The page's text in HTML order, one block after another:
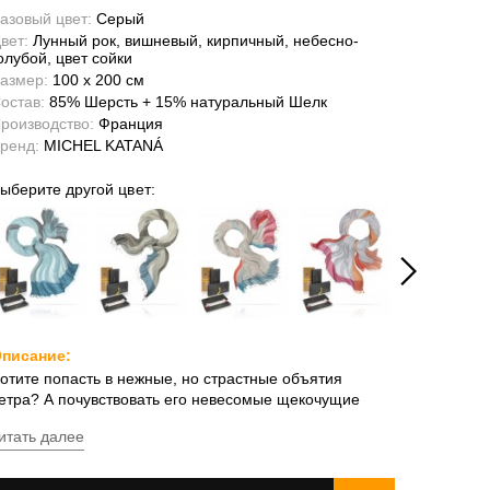
цвет: Серый
Лунный рок, вишневый, кирпичный, небесно-
цвет сойки
100 x 200 см
85% Шерсть + 15% натуральный Шелк
Франция
MICHEL KATANÁ
другой цвет:
попасть в нежные, но страстные объятия
А почувствовать его невесомые щекочущие
смеси шерсти и шёлка воплотит фантазии в
эфирная ткань игриво преображается
далее